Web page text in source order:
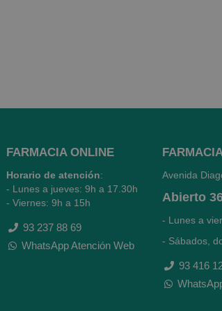
Ecocert, que los
FARMACIA ONLINE
Horario de atención:
- Lunes a jueves: 9h a 17.30h
- Viernes: 9h a 15h
93 237 88 69
WhatsApp Atención Web
Avenida
Abierto
- Lunes a
- Sábados,
93 416